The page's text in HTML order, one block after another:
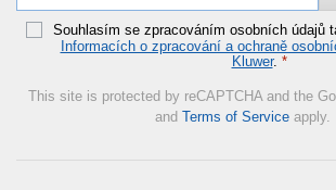
Souhlasím se zpracováním osobních údajů
Informacích o zpracování a ochraně
Kluwer. *
This site is protected by reCAPTCHA and the
and Terms of Service apply.